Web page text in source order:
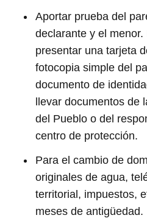
Aportar prueba del
declarante y el
presentar una tarjeta
fotocopia simple del
documento de
llevar documentos de
del Pueblo o del
centro de protección.
Para el cambio de
originales de agua,
territorial, impuestos,
meses de antigüedad.